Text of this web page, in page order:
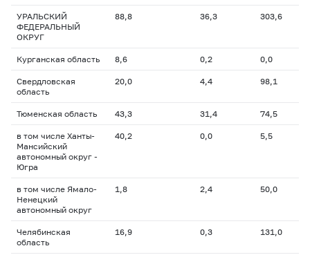
УРАЛЬСКИЙ
ФЕДЕРАЛЬНЫЙ
ОКРУГ
88,8 36,3 303,6
Курганская область 8,6 0,2 0,0
Свердловская
область
20,0 4,4 98,1
Тюменская область 43,3 31,4 74,5
в том числе Ханты-
Мансийский
автономный округ -
Югра
40,2 0,0 5,5
в том числе Ямало-
Ненецкий
автономный округ
1,8 2,4 50,0
Челябинская
область
16,9 0,3 131,0